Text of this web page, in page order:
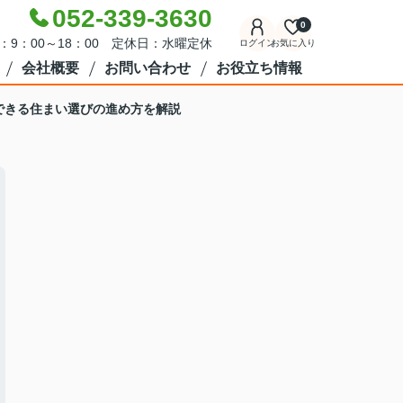
052-339-3630
9：00～18：00 定休日：水曜定休 ログインお気に入り
0
会社概要 お問い合わせ お役立ち情報
る住まい選びの進め方を解説